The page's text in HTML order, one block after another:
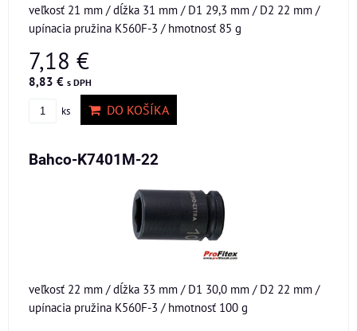
veľkosť 21 mm / dĺžka 31 mm / D1 29,3 mm / D2 22 mm /
upínacia pružina K560F-3 / hmotnosť 85 g
7,18 €
8,83 € s DPH
ks DO KOŠÍKA
Bahco-K7401M-22
veľkosť 22 mm / dĺžka 33 mm / D1 30,0 mm / D2 22 mm /
upínacia pružina K560F-3 / hmotnosť 100 g